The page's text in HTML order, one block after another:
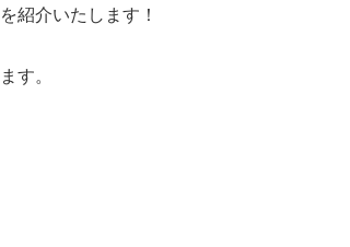
紹介いたします！
す。